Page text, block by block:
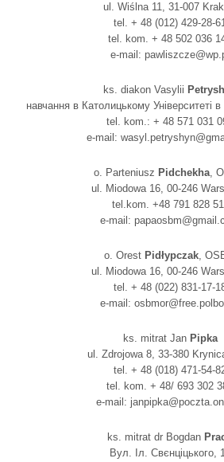
ul. Wiślna 11, 31-007
tel. + 48 (012) 429-28-
tel. kom. + 48 502 036
e-mail:
ks. diakon Vasylii
навчання в Католицькому Університеті
tel. kom.: + 48 571 031
e-mail:
o. Parteniusz Pidchekha,
ul. Miodowa 16, 00-246
tel.kom. +48 791 828
e-mail:
o. Orest Pidłypczak,
ul. Miodowa 16, 00-246
tel. + 48 (022) 831-17-
e-mail:
ks. mitrat Jan Pipka
ul. Zdrojowa 8, 33-380
tel. + 48 (018) 471-54-
tel. kom. + 48/ 693 302
e-mail:
ks. mitrat dr Bogdan
Вул. Іл. Свєнціцького,